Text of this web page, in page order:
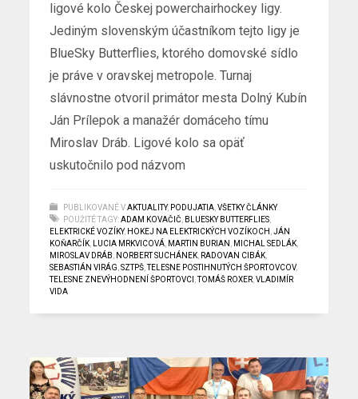
ligové kolo Českej powerchairhockey ligy.
Jediným slovenským účastníkom tejto ligy je
BlueSky Butterflies, ktorého domovské sídlo
je práve v oravskej metropole. Turnaj
slávnostne otvoril primátor mesta Dolný Kubín
Ján Prílepok a manažér domáceho tímu
Miroslav Dráb. Ligové kolo sa opäť
uskutočnilo pod názvom
PUBLIKOVANÉ V AKTUALITY, PODUJATIA ,VŠETKY ČLÁNKY
POUŽITÉ TAGY: ADAM KOVAČIČ BLUESKY BUTTERFLIES
ELEKTRICKÉ VOZÍKY, HOKEJ NA ELEKTRICKÝCH VOZÍKOCH ,JÁN
KOŇARČÍK
LUCIA MRKVICOVÁ MARTIN BURIAN MICHAL SEDLÁK
MIROSLAV DRÁB
NORBERT SUCHÁNEK RADOVAN CIBÁK
SEBASTIÁN VIRÁG ,SZTPŠ ,TELESNE POSTIHNUTÝCH ŠPORTOVCOV,
TELESNE ZNEVÝHODNENÍ ŠPORTOVCI ,TOMÁŠ ROXER ,VLADIMÍR
VIDA